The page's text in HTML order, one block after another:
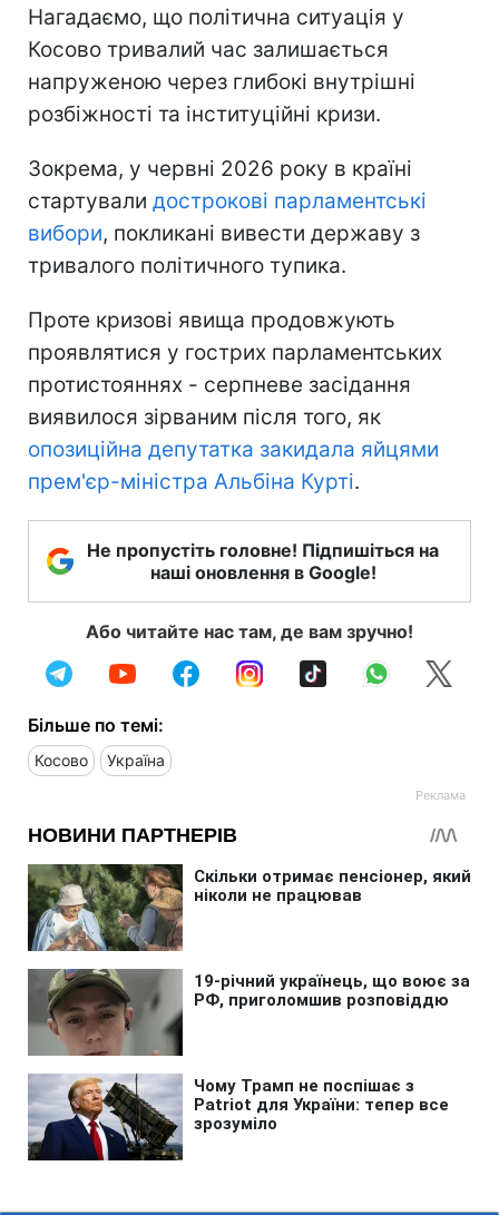
Нагадаємо, що політична ситуація у
Косово тривалий час залишається
напруженою через глибокі внутрішні
розбіжності та інституційні кризи.
Зокрема, у червні 2026 року в країні
стартували дострокові парламентські
вибори, покликані вивести державу з
тривалого політичного тупика.
Проте кризові явища продовжують
проявлятися у гострих парламентських
протистояннях - серпневе засідання
виявилося зірваним після того, як
опозиційна депутатка закидала яйцями
прем'єр-міністра Альбіна Курті.
Не пропустіть головне! Підпишіться на
наші оновлення в Google!
Або читайте нас там, де вам зручно!
Більше по темі:
Косово Україна